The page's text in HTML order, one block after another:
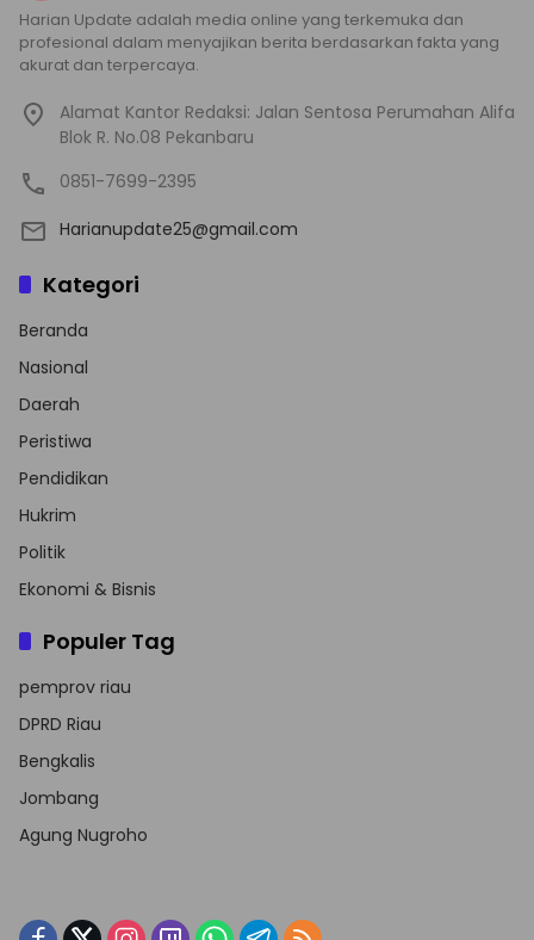
Harian Update adalah media online yang terkemuka dan
profesional dalam menyajikan berita berdasarkan fakta yang
akurat dan terpercaya.
Alamat Kantor Redaksi: Jalan Sentosa Perumahan Alifa
Blok R. No.08 Pekanbaru
0851-7699-2395
Harianupdate25@gmail.com
Kategori
Beranda
Nasional
Daerah
Peristiwa
Pendidikan
Hukrim
Politik
Ekonomi & Bisnis
Populer Tag
pemprov riau
DPRD Riau
Bengkalis
Jombang
Agung Nugroho